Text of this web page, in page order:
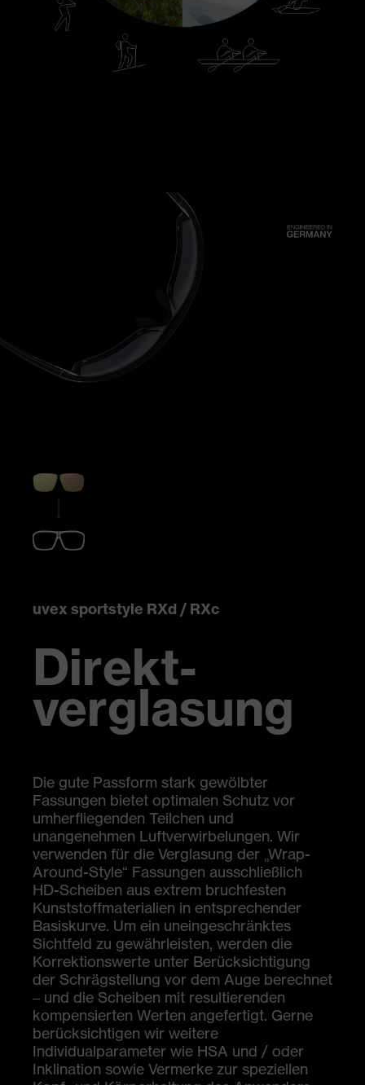
uvex sportstyle RXd / RXc
Direkt-
verglasung
Die gute Passform stark gewölbter
Fassungen bietet optimalen Schutz vor
umherfliegenden Teilchen und
unangenehmen Luftverwirbelungen. Wir
verwenden für die Verglasung der „Wrap-
Around-Style“ Fassungen ausschließlich
HD-Scheiben aus extrem bruchfesten
Kunststoffmaterialien in entsprechender
Basiskurve. Um ein uneingeschränktes
Sichtfeld zu gewährleisten, werden die
Korrektionswerte unter Berücksichtigung
der Schrägstellung vor dem Auge berechnet
– und die Scheiben mit resultierenden
kompensierten Werten angefertigt. Gerne
berücksichtigen wir weitere
Individualparameter wie HSA und / oder
Inklination sowie Vermerke zur speziellen